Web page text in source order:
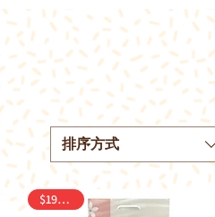
排序方式
$190/2包